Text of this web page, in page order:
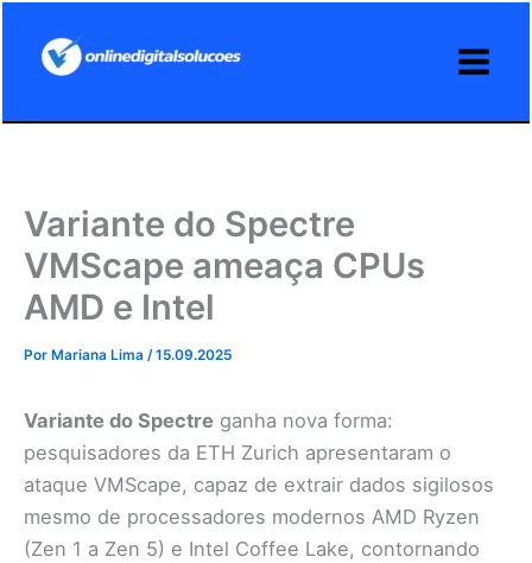
Variante do Spectre
VMScape ameaça CPUs
AMD e Intel
Por Mariana Lima /15.09.2025
Variante do Spectre ganha nova forma:
pesquisadores da ETH Zurich apresentaram o
ataque VMScape, capaz de extrair dados sigilosos
mesmo de processadores modernos AMD Ryzen
(Zen 1 a Zen 5) e Intel Coffee Lake, contornando